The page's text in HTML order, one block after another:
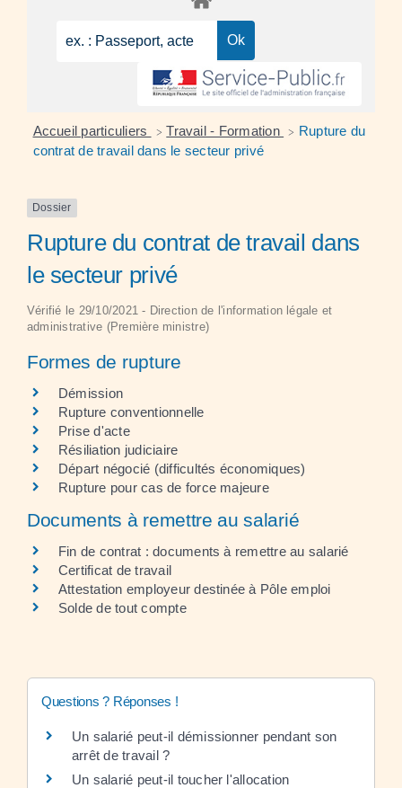
Accueil particuliers > Travail - Formation > Rupture du
contrat de travail dans le secteur privé
Dossier
Rupture du contrat de travail dans
le secteur privé
Vérifié le 29/10/2021 - Direction de l'information légale et
administrative (Première ministre)
Formes de rupture
Démission
Rupture conventionnelle
Prise d'acte
Résiliation judiciaire
Départ négocié (difficultés économiques)
Rupture pour cas de force majeure
Documents à remettre au salarié
Fin de contrat : documents à remettre au salarié
Certificat de travail
Attestation employeur destinée à Pôle emploi
Solde de tout compte
Questions ? Réponses !
Un salarié peut-il démissionner pendant son
arrêt de travail ?
Un salarié peut-il toucher l'allocation